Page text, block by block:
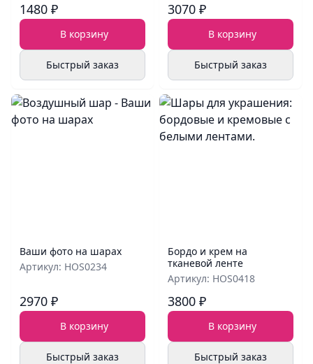
1480 ₽
В корзину
Быстрый заказ
3070 ₽
В корзину
Быстрый заказ
Ваши фото на шарах
Артикул: HOS0234
2970 ₽
В корзину
Быстрый заказ
Бордо и крем на
тканевой ленте
Артикул: HOS0418
3800 ₽
В корзину
Быстрый заказ